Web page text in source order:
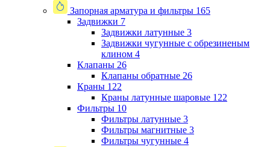
Запорная арматура и фильтры 165
Задвижки 7
Задвижки латунные 3
Задвижки чугунные с обрезиненым
клином 4
Клапаны 26
Клапаны обратные 26
Краны 122
Краны латунные шаровые 122
Фильтры 10
Фильтры латунные 3
Фильтры магнитные 3
Фильтры чугунные 4